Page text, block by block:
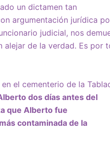
un dictamen tan
argumentación jurídica
judicial, nos
alejar de la verdad. Es por
el cementerio de la
dos días antes del
que Alberto fue
contaminada de la